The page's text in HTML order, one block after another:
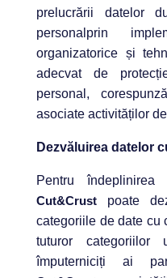
prelucrării datelor
personalprin
organizatorice și
adecvat de
personal,
asociate activităților
Dezvăluirea datelor
Pentru îndeplinirea
Cut&Crust poate
categoriile de date cu
tuturor categoriilor
împuterniciți ai